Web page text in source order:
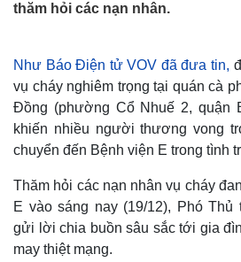
thăm hỏi các nạn nhân.
Như Báo Điện tử VOV đã đưa tin,
vụ cháy nghiêm trọng tại quán cà
Đồng (phường Cổ Nhuế 2, quận
khiến nhiều người thương vong
chuyển đến Bệnh viện E trong tình
Thăm hỏi các nạn nhân vụ cháy
E vào sáng nay (19/12), Phó
gửi lời chia buồn sâu sắc tới gia
may thiệt mạng.